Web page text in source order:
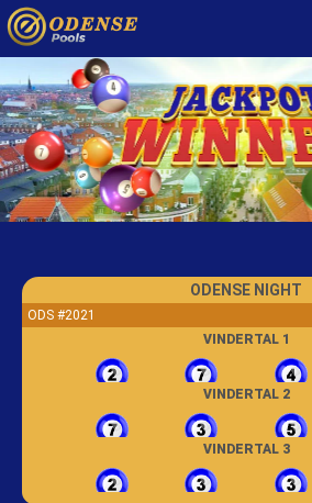
ODENSE NIGHT
ODS #2021
VINDERTAL 1
VINDERTAL 2
VINDERTAL 3